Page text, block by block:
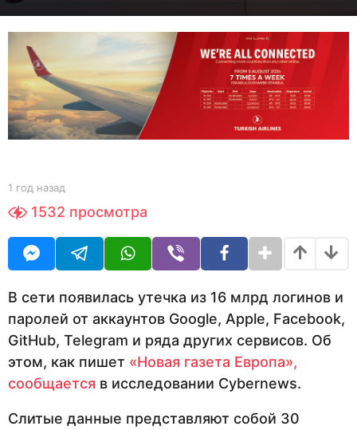
о
н
а
з
а
b
Y
O
R
1 год назад
о
н
а
1532 просмотра
В сети появилась утечка из 16 млрд логинов и
паролей от аккаунтов Google, Apple, Facebook,
GitHub, Telegram и ряда других сервисов. Об
этом, как пишет «Новая газета Европа»,
сообщается в исследовании Cybernews.
Слитые данные представляют собой 30